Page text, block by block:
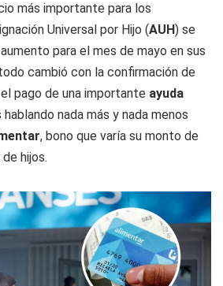
más importante para los
Universal por Hijo (AUH) se
para el mes de mayo en sus
cambió con la confirmación de
pago de una importante ayuda
hablando nada más y nada menos
, bono que varía su monto de
hijos.